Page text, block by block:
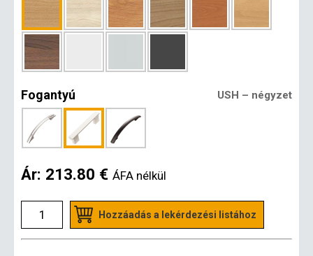
Fogantyú USH – négyzet
Ár: 213.80 € ÁFA nélkül
Hozzáadás a lekérdezési listához